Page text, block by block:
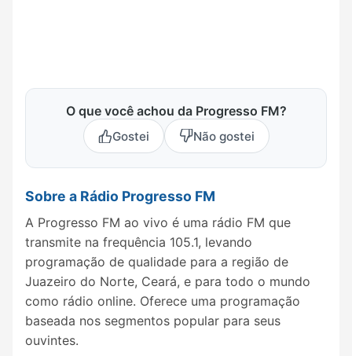
O que você achou da Progresso FM?
Gostei Não gostei
Sobre a Rádio Progresso FM
A Progresso FM ao vivo é uma rádio FM que
transmite na frequência 105.1, levando
programação de qualidade para a região de
Juazeiro do Norte, Ceará, e para todo o mundo
como rádio online. Oferece uma programação
baseada nos segmentos popular para seus
ouvintes.